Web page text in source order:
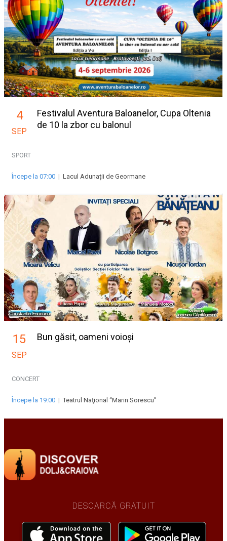
4
SEP
Festivalul Aventura Baloanelor, Cupa Oltenia
de 10 la zbor cu balonul
SPORT
Începe la 07:00 | Lacul Adunații de Geormane
15
SEP
Bun găsit, oameni voioși
CONCERT
Începe la 19:00 |Teatrul Naţional “Marin Sorescu”
DESCARCĂ GRATUIT